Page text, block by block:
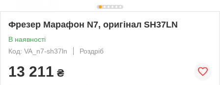
Фрезер Марафон N7, оригінал SH37LN
В наявності
Код: VA_n7-sh37ln
Роздріб
13 211 ₴